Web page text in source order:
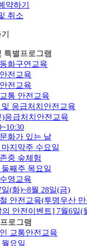
약하기
취소
특별프로그램
화구연교육
전교육
전교육
통 안전교육
응급처치안전교육
)응급처치안전교육
화가 있는 날
마지막주 수요일
중 숲체험
둘째주 목요일
영교육
일(화)~8월 28일(금)
안전교육(투명우산
의 안전이벤트] 7월6일(
로그램
교통안전교육
요일